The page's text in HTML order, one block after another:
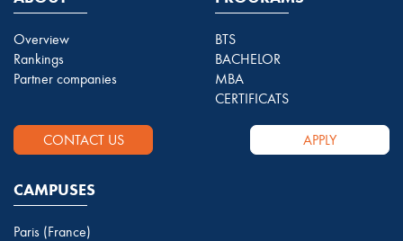
Overview
Rankings
Partner companies
BTS
BACHELOR
MBA
CERTIFICATS
CONTACT US APPLY
CAMPUSES
Paris (France)